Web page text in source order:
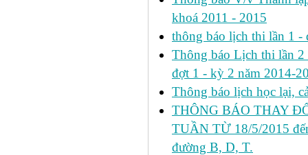
khoá 2011 - 2015
thông báo lịch thi lần 1 -
Thông báo Lịch thi lần 2
đợt 1 - kỳ 2 năm 2014-
Thông báo lịch học lại,
THÔNG BÁO THAY
TUẦN TỪ 18/5/2015
đường B, D, T.